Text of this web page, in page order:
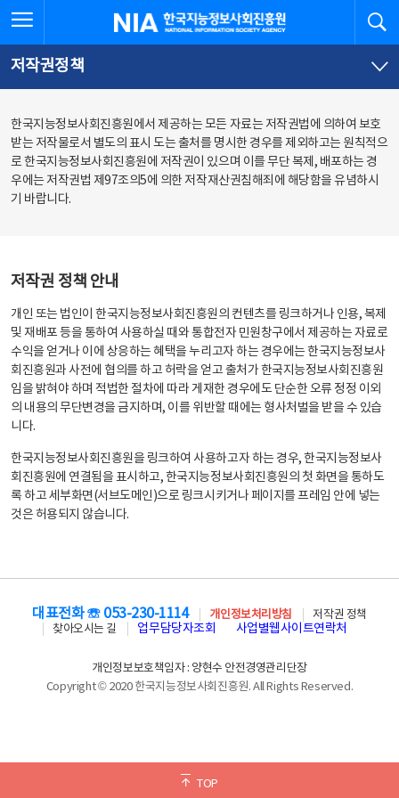
문
로
가
체
뉴
바
가
한국지능정보사회진흥원
저작권정책
한국지능정보사회진흥원에서 제공하는 모든 자료는 저작권법에 의하여 보호
받는 저작물로서 별도의 표시 도는 출처를 명시한 경우를 제외하고는 원칙적으
로 한국지능정보사회진흥원에 저작권이 있으며 이를 무단 복제, 배포하는 경
우에는 저작권법 제97조의5에 의한 저작재산권침해죄에 해당함을 유념하시
기 바랍니다.
저작권 정책 안내
개인 또는 법인이 한국지능정보사회진흥원의 컨텐츠를 링크하거나 인용, 복제
및 재배포 등을 통하여 사용하실 때와 통합전자 민원창구에서 제공하는 자료로
수익을 얻거나 이에 상응하는 혜택을 누리고자 하는 경우에는 한국지능정보사
회진흥원과 사전에 협의를 하고 허락을 얻고 출처가 한국지능정보사회진흥원
임을 밝혀야 하며 적법한 절차에 따라 게재한 경우에도 단순한 오류 정정 이외
의 내용의 무단변경을 금지하며, 이를 위반할 때에는 형사처벌을 받을 수 있습
니다.
한국지능정보사회진흥원을 링크하여 사용하고자 하는 경우, 한국지능정보사
회진흥원에 연결됨을 표시하고, 한국지능정보사회진흥원의 첫 화면을 통하도
록 하고 세부화면(서브도메인)으로 링크시키거나 페이지를 프레임 안에 넣는
것은 허용되지 않습니다.
TOP
대표전화 ☏ 053-230-1114 개인정보처리방침
저작권 정책
찾아오시는 길
업무담당자조회 사업별웹사이트연락처
개인정보보호책임자 : 양현수 안전경영관리단장
Copyright © 2020 한국지능정보사회진흥원. All Rights Reserved.